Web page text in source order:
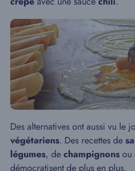
Des alternatives ont aussi vu le
végétariens. Des recettes de
légumes, dechampignonsou
démocratisent de plus en plus.